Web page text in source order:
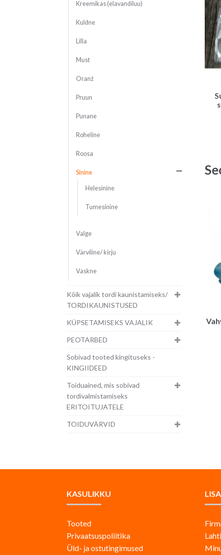
Kreemikas (elavandiluu)
Kuldne
Lilla
Must
Oranž
Pruun
Punane
Roheline
Roosa
Sinine
Helesinine
Tumesinine
Valge
Värviline/ kirju
Vaskne
Kõik vajalik tordi kaunistamiseks/
TORDIKAUNISTUSED
KÜPSETAMISEKS VAJALIK
PEOTARBED
Sobivad tooted kingituseks -
KINGIIDEED
Toiduained, mis sobivad
tordivalmistamiseks
ERITOITUJATELE
TOIDUVÄRVID
KASULIKKU
Tooted
Privaatsuspoliitika
Üld- ja ostutingimused